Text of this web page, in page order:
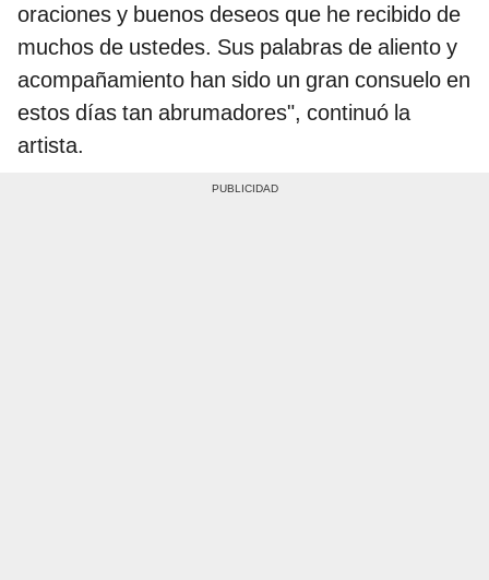
oraciones y buenos deseos que he recibido de
muchos de ustedes. Sus palabras de aliento y
acompañamiento han sido un gran consuelo en
estos días tan abrumadores", continuó la
artista.